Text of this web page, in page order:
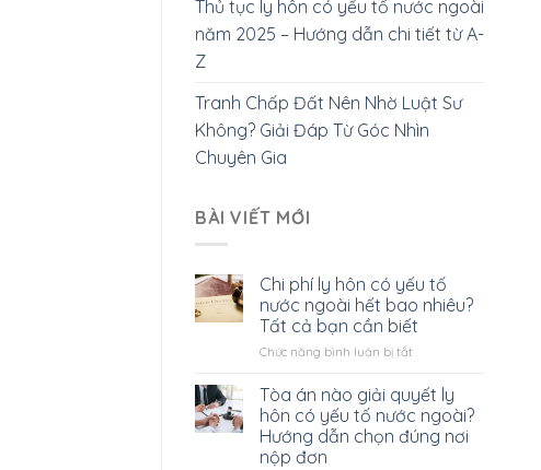
Thủ tục ly hôn có yếu tố nước ngoài
năm 2025 – Hướng dẫn chi tiết từ A-
Z
Tranh Chấp Đất Nên Nhờ Luật Sư
Không? Giải Đáp Từ Góc Nhìn
Chuyên Gia
BÀI VIẾT MỚI
Chi phí ly hôn có yếu tố
nước ngoài hết bao nhiêu?
Tất cả bạn cần biết
Chức năng bình luận bị tắtở
phí
ly
hôn
có
Tòa án nào giải quyết ly
hôn có yếu tố nước ngoài?
Hướng dẫn chọn đúng nơi
nộp đơn